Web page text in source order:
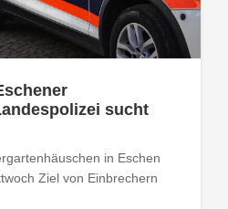
sucht
in Eschen
Ziel von Einbrechern